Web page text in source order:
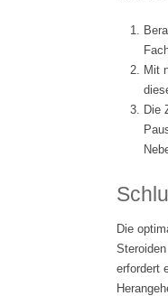
Mit
Die
Die
erfordert